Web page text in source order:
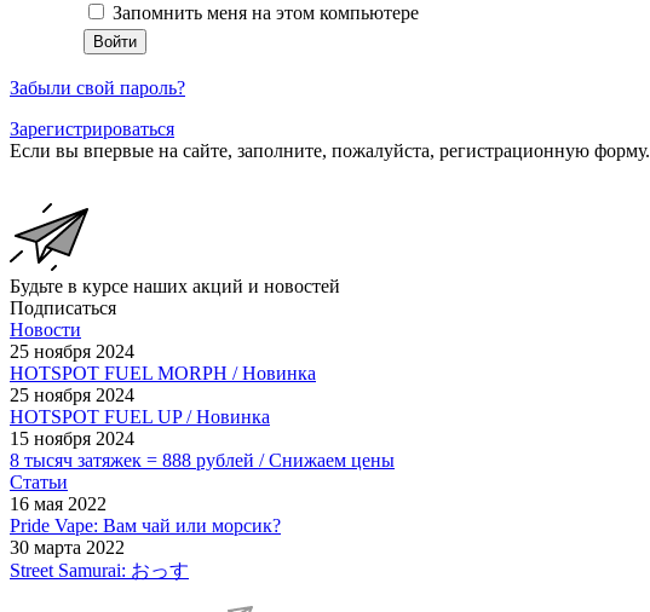
Запомнить меня на этом компьютере
Забыли свой пароль?
Зарегистрироваться
Если вы впервые на сайте, заполните, пожалуйста, регистрационную форму.
Будьте в курсе наших акций и новостей
Подписаться
Новости
25 ноября 2024
HOTSPOT FUEL MORPH / Новинка
25 ноября 2024
HOTSPOT FUEL UP / Новинка
15 ноября 2024
8 тысяч затяжек = 888 рублей / Снижаем цены
Статьи
16 мая 2022
Pride Vape: Вам чай или морсик?
30 марта 2022
Street Samurai: おっす